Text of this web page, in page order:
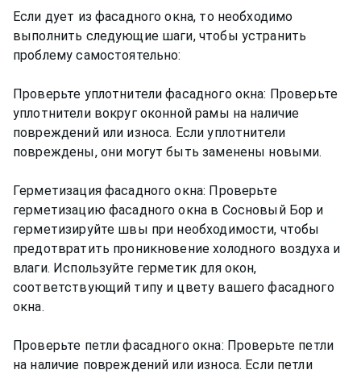
Если дует из фасадного окна, то необходимо
выполнить следующие шаги, чтобы устранить
проблему самостоятельно:
Проверьте уплотнители фасадного окна: Проверьте
уплотнители вокруг оконной рамы на наличие
повреждений или износа. Если уплотнители
повреждены, они могут быть заменены новыми.
Герметизация фасадного окна: Проверьте
герметизацию фасадного окна в Сосновый Бор и
герметизируйте швы при необходимости, чтобы
предотвратить проникновение холодного воздуха и
влаги. Используйте герметик для окон,
соответствующий типу и цвету вашего фасадного
окна.
Проверьте петли фасадного окна: Проверьте петли
на наличие повреждений или износа. Если петли